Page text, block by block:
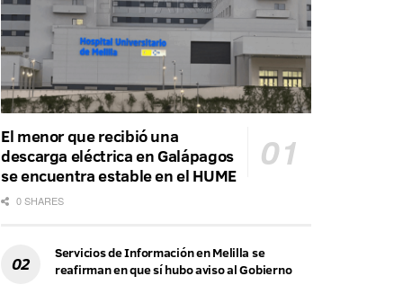
El menor que recibió una
descarga eléctrica en Galápagos
se encuentra estable en el HUME
0 SHARES
Servicios de Información en Melilla se
reafirman en que sí hubo aviso al Gobierno